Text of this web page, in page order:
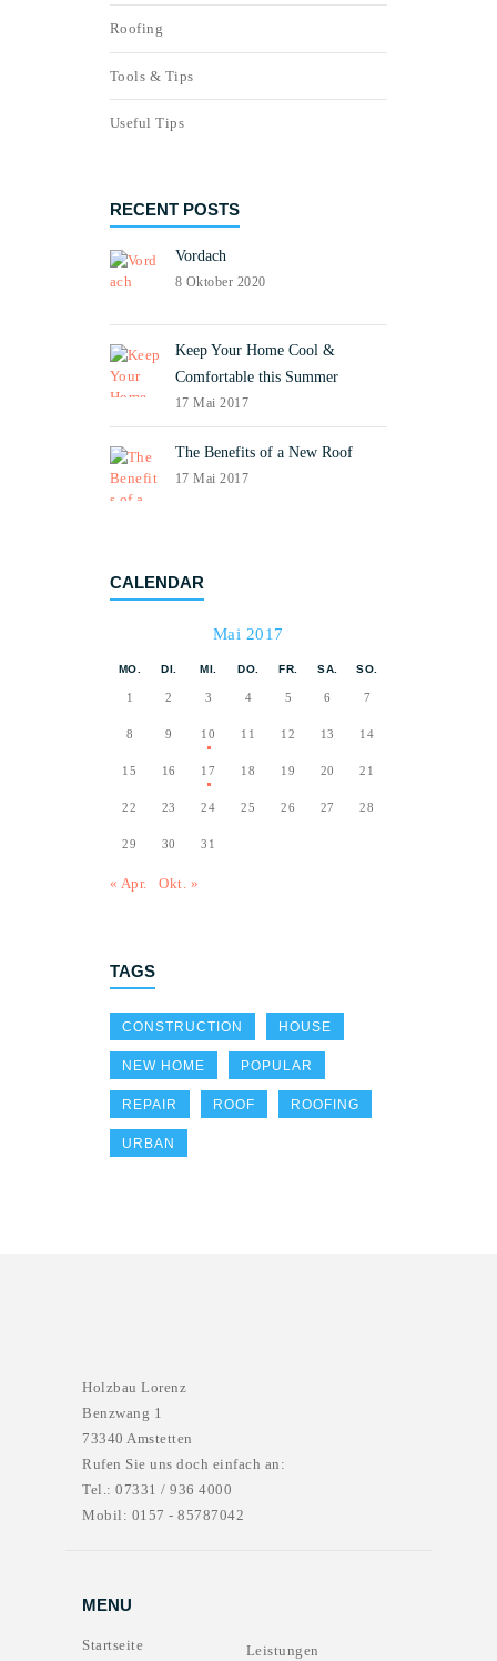
Roofing
Tools & Tips
Useful Tips
RECENT POSTS
Vordach
8 Oktober 2020
Keep Your Home Cool &
Comfortable this Summer
17 Mai 2017
The Benefits of a New Roof
17 Mai 2017
CALENDAR
Mai 2017
MO. DI. MI. DO. FR. SA. SO.
1 2 3 4 5 6 7
8 9 10 11 12 13 14
15 16 17 18 19 20 21
22 23 24 25 26 27 28
29 30 31
« Apr. Okt. »
TAGS
CONSTRUCTION HOUSE
NEW HOME POPULAR
REPAIR ROOF ROOFING
URBAN
Holzbau Lorenz
Benzwang 1
73340 Amstetten
Rufen Sie uns doch einfach an:
Tel.: 07331 / 936 4000
Mobil: 0157 - 85787042
MENU
Startseite Leistungen